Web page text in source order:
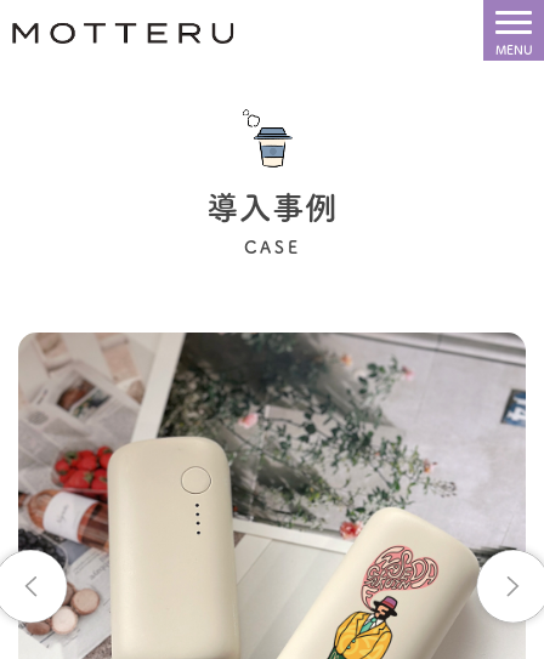
導入事例
CASE